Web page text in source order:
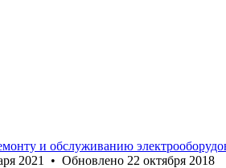
и обслуживанию
2021 • Обновлено 22 октября 2018